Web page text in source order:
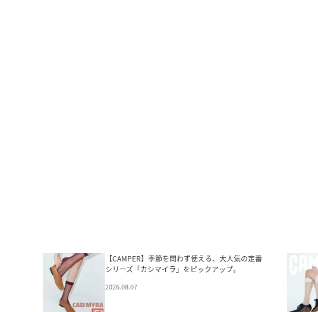
【CAMPER】季節を問わず使える、大人気の定番
シリーズ「カシマイラ」をピックアップ。
2026.08.07